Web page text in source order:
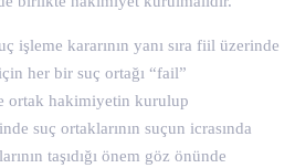
işleme kararının yanı sıra fiil üzerinde
her bir suç ortağı “fail”
ortak hakimiyetin kurulup
suç ortaklarının suçun icrasında
taşıdığı önem göz önünde